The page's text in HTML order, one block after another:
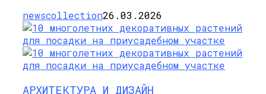
newscollection26.03.2026
АРХИТЕКТУРА И ДИЗАЙН